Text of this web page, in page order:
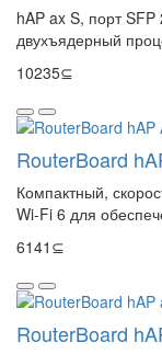
hAP ax S, порт
двухъядерный
10235⊆
RouterBoard
Компактный,
Wi-Fi 6 для
6141⊆
RouterBoard